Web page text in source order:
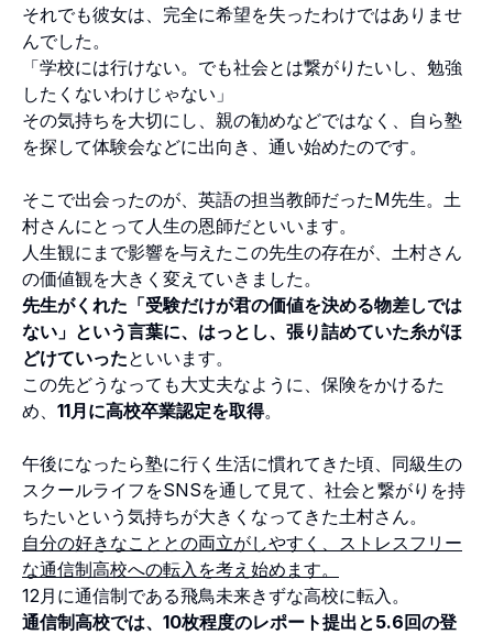
それでも彼女は、完全に希望を失ったわけではありませ
んでした。
「学校には行けない。でも社会とは繋がりたいし、勉強
したくないわけじゃない」
その気持ちを大切にし、親の勧めなどではなく、自ら塾
を探して体験会などに出向き、通い始めたのです。
そこで出会ったのが、英語の担当教師だったM先生。土
村さんにとって人生の恩師だといいます。
人生観にまで影響を与えたこの先生の存在が、土村さん
の価値観を大きく変えていきました。
先生がくれた「受験だけが君の価値を決める物差しでは
ない」という言葉に、はっとし、張り詰めていた糸がほ
どけていったといいます。
この先どうなっても大丈夫なように、保険をかけるた
め、 11月に高校卒業認定を取得。
午後になったら塾に行く生活に慣れてきた頃、同級生の
スクールライフをSNSを通して見て、社会と繋がりを持
ちたいという気持ちが大きくなってきた土村さん。
自分の好きなこととの両立がしやすく、ストレスフリー
な通信制高校への転入を考え始めます。
12月に通信制である飛鳥未来きずな高校に転入。
通信制高校では、10枚程度のレポート提出と5.6回の登